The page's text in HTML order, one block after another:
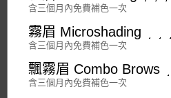
含三個月內免費補色一次
霧眉 Microshading
含三個月內免費補色一次
飄霧眉 Combo Brows
含三個月內免費補色一次